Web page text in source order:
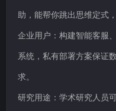
助，能帮你跳出思维定式
企业用户：构建智能客服
系统，私有部署方案保证
求。
研究用途：学术研究人员